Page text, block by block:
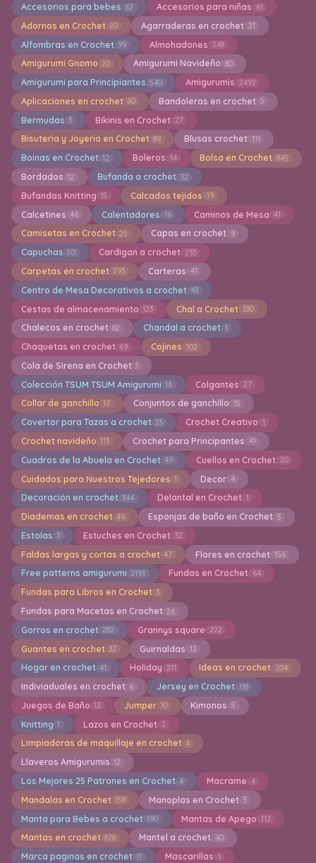
Accesorios para bebes 62 Accesorios para niñas 61
Adornos en Crochet 20 Agarraderas en crochet 21
Alfombras en Crochet 99 Almohadones 248
Amigurumi Gnomo 20 Amigurumi Navideño 80
Amigurumi para Principiantes 540 Amigurumis 2492
Aplicaciones en crochet 60 Bandoleras en crochet 5
Bermudas 3 Bikinis en Crochet 27
Bisuteria y Joyeria en Crochet 89 Blusas crochet 111
Boinas en Crochet 12 Boleros 14 Bolsa en Crochet 845
Bordados 12 Bufanda a crochet 32
Bufandas Knitting 15 Calcados tejidos 19
Calcetines 46 Calentadores 16 Caminos de Mesa 41
Camisetas en Crochet 25 Capas en crochet 9
Capuchas 50 Cardigan a crochet 233
Carpetas en crochet 293 Carteras 41
Centro de Mesa Decorativos a crochet 48
Cestas de almacenamiento 123 Chal a Crochet 330
Chalecos en crochet 82 Chandal a crochet 1
Chaquetas en crochet 69 Cojines 102
Cola de Sirena en Crochet 1
Colección TSUM TSUM Amigurumi 16 Colgantes 27
Collar de ganchillo 17 Conjuntos de ganchillo 15
Covertor para Tazas a crochet 33 Crochet Creativo 1
Crochet navideño 113 Crochet para Principantes 41
Cuadros de la Abuela en Crochet 49 Cuellos en Crochet 20
Cuidados para Nuestros Tejedores 1 Decor 4
Decoración en crochet 344 Delantal en Crochet 1
Diademas en crochet 49 Esponjas de baño en Crochet 5
Estolas 3 Estuches en Crochet 32
Faldas largas y cortas a crochet 47 Flores en crochet 156
Free patterns amigurumi 2193 Fundas en Crochet 64
Fundas para Libros en Crochet 3
Fundas para Macetas en Crochet 26
Gorros en crochet 282 Grannys square 222
Guantes en crochet 32 Guirnaldas 12
Hogar en crochet 41 Holiday 211 Ideas en crochet 204
Indiviaduales en crochet 6 Jersey en Crochet 118
Juegos de Baño 12 Jumper 10 Kimonos 5
Knitting 1 Lazos en Crochet 2
Limpiadoras de maquillaje en crochet 4
Llaveros Amigurumis 12
Los Mejores 25 Patrones en Crochet 4 Macrame 4
Mandalas en Crochet 158 Manoplas en Crochet 5
Manta para Bebes a crochet 190 Mantas de Apego 112
Mantas en crochet 878 Mantel a crochet 40
Marca paginas en crochet 11 Mascarillas 1